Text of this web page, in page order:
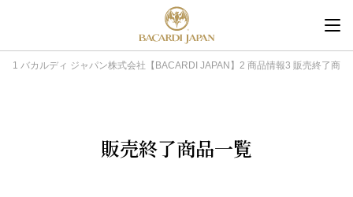
を
バカルディ ジャパン株式会社【BACARDI JAPAN】 商品情報 販売終了商品
販売終了商品一覧